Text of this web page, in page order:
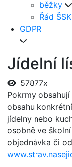
běžky
Řád ŠSK
GDPR
Jídelní
57877x
Pokrmy
obsahu
jídelny nebo
osobně ve
objednávka či